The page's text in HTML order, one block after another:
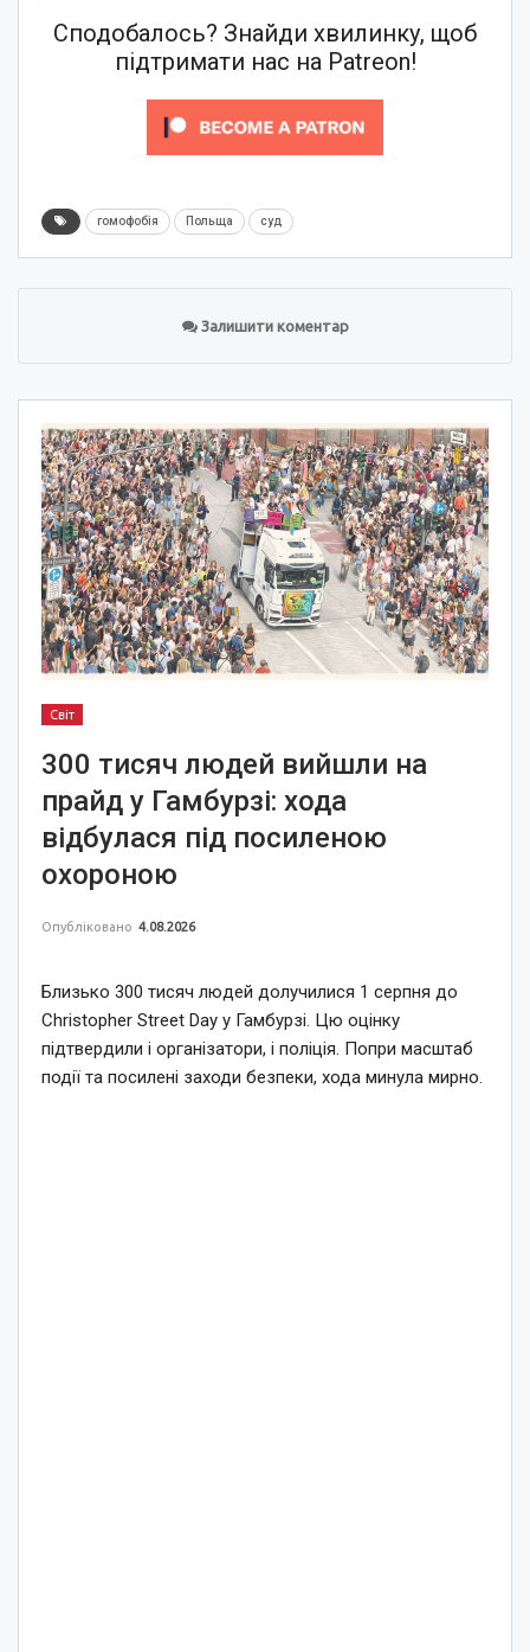
Сподобалось? Знайди хвилинку, щоб
підтримати нас на Patreon!
гомофобія Польща суд
Залишити коментар
Світ
300 тисяч людей вийшли на
прайд у Гамбурзі: хода
відбулася під посиленою
охороною
Опубліковано 4.08.2026
Близько 300 тисяч людей долучилися 1 серпня до
Christopher Street Day у Гамбурзі. Цю оцінку
підтвердили і організатори, і поліція. Попри масштаб
події та посилені заходи безпеки, хода минула мирно.